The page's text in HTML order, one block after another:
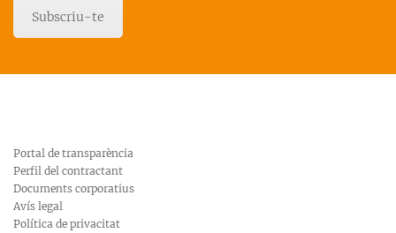
Subscriu-te
Portal de transparència
Perfil del contractant
Documents corporatius
Avís legal
Política de privacitat